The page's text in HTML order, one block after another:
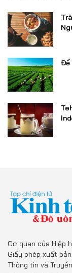
Để
Cơ quan của Hiệp
Giấy phép xuất
Thông tin và